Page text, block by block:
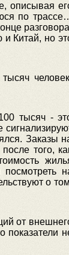
описывая
по
и Китай, но
тысяч -
Заказы
того,
о
от
показатели